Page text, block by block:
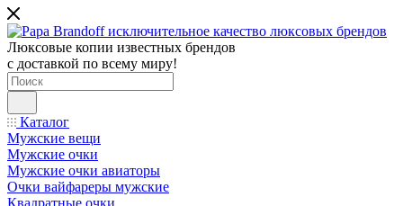
Люксовые копии известных брендов
с доставкой по всему миру!
Каталог
Мужские вещи
Мужские очки
Мужские очки авиаторы
Очки вайфареры мужские
Квадратные очки